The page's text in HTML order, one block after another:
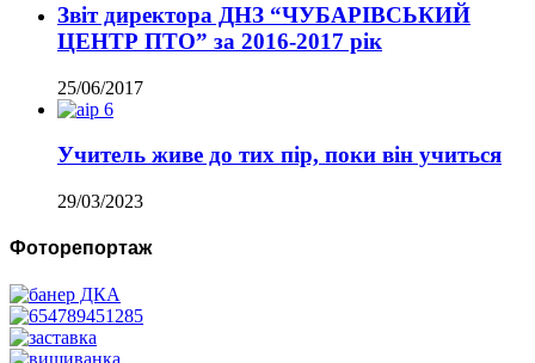
Звіт директора ДНЗ “ЧУБАРІВСЬКИЙ
ЦЕНТР ПТО” за 2016-2017 рік
25/06/2017
Учитель живе до тих пір, поки він учиться
29/03/2023
Фоторепортаж